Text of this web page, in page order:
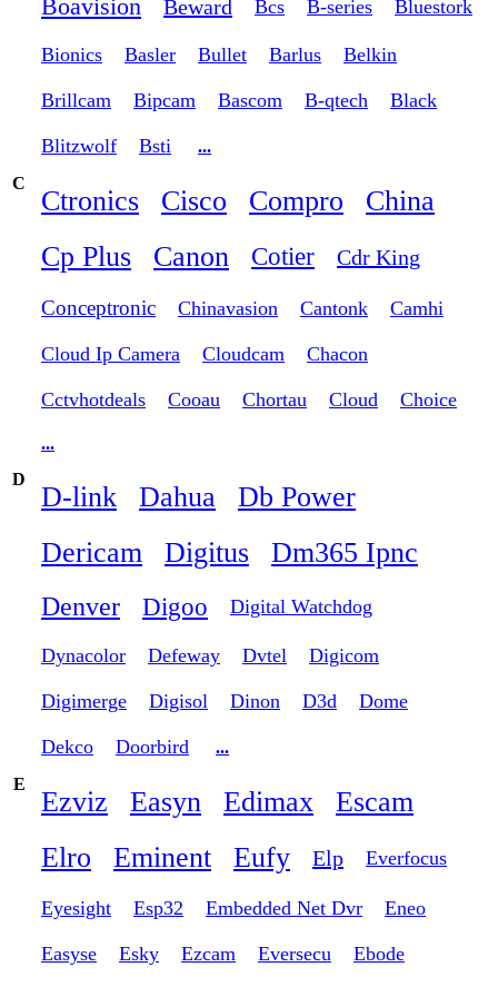
Boavision Beward Bcs B-series Bluestork
Bionics Basler Bullet Barlus Belkin
Brillcam Bipcam Bascom B-qtech Black
Blitzwolf Bsti
...
C
Ctronics Cisco Compro
China
Cp Plus
Canon Cotier Cdr King
Conceptronic Chinavasion Cantonk Camhi
Cloud Ip Camera Cloudcam Chacon
Cctvhotdeals Cooau Chortau Cloud Choice
...
D
D-link Dahua
Db Power
Dericam
Digitus Dm365 Ipnc
Denver Digoo Digital Watchdog
Dynacolor Defeway Dvtel Digicom
Digimerge Digisol Dinon D3d Dome
Dekco Doorbird
...
E
Ezviz Easyn Edimax
Escam
Elro
Eminent Eufy Elp Everfocus
Eyesight Esp32 Embedded Net Dvr Eneo
Easyse Esky Ezcam Eversecu Ebode